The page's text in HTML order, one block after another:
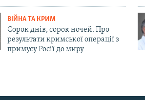
ВІЙНА ТА КРИМ
Сорок днів, сорок ночей. Про
результати кримської операції з
примусу Росії до миру